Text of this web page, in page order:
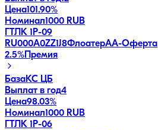
Цена101.90%
Номинал1000 RUB
ГТЛК 1P-09
RU000A0ZZ1J8ФлоатерAA-Оферта
2.5% Премия
БазаКС ЦБ
Выплат в год4
Цена98.03%
Номинал1000 RUB
ГТЛК 1P-06